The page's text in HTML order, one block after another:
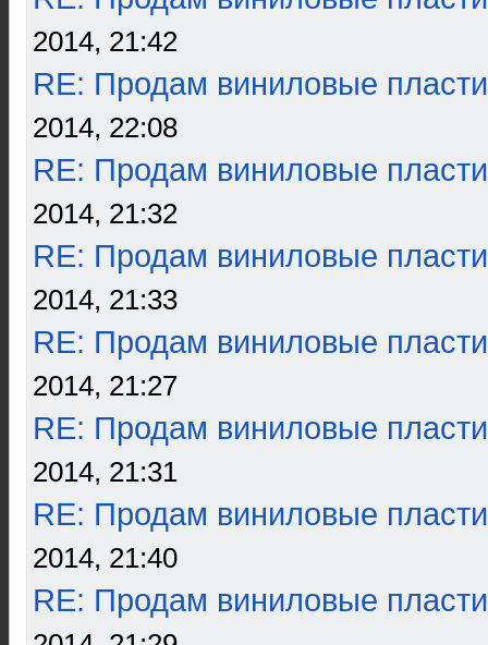
2014, 21:42
RE: Продам виниловые
2014, 22:08
RE: Продам виниловые
2014, 21:32
RE: Продам виниловые
2014, 21:33
RE: Продам виниловые
2014, 21:27
RE: Продам виниловые
2014, 21:31
RE: Продам виниловые
2014, 21:40
RE: Продам виниловые